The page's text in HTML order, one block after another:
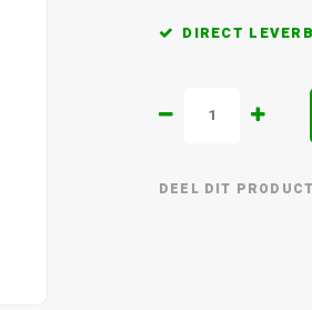
DIRECT
DEEL DIT